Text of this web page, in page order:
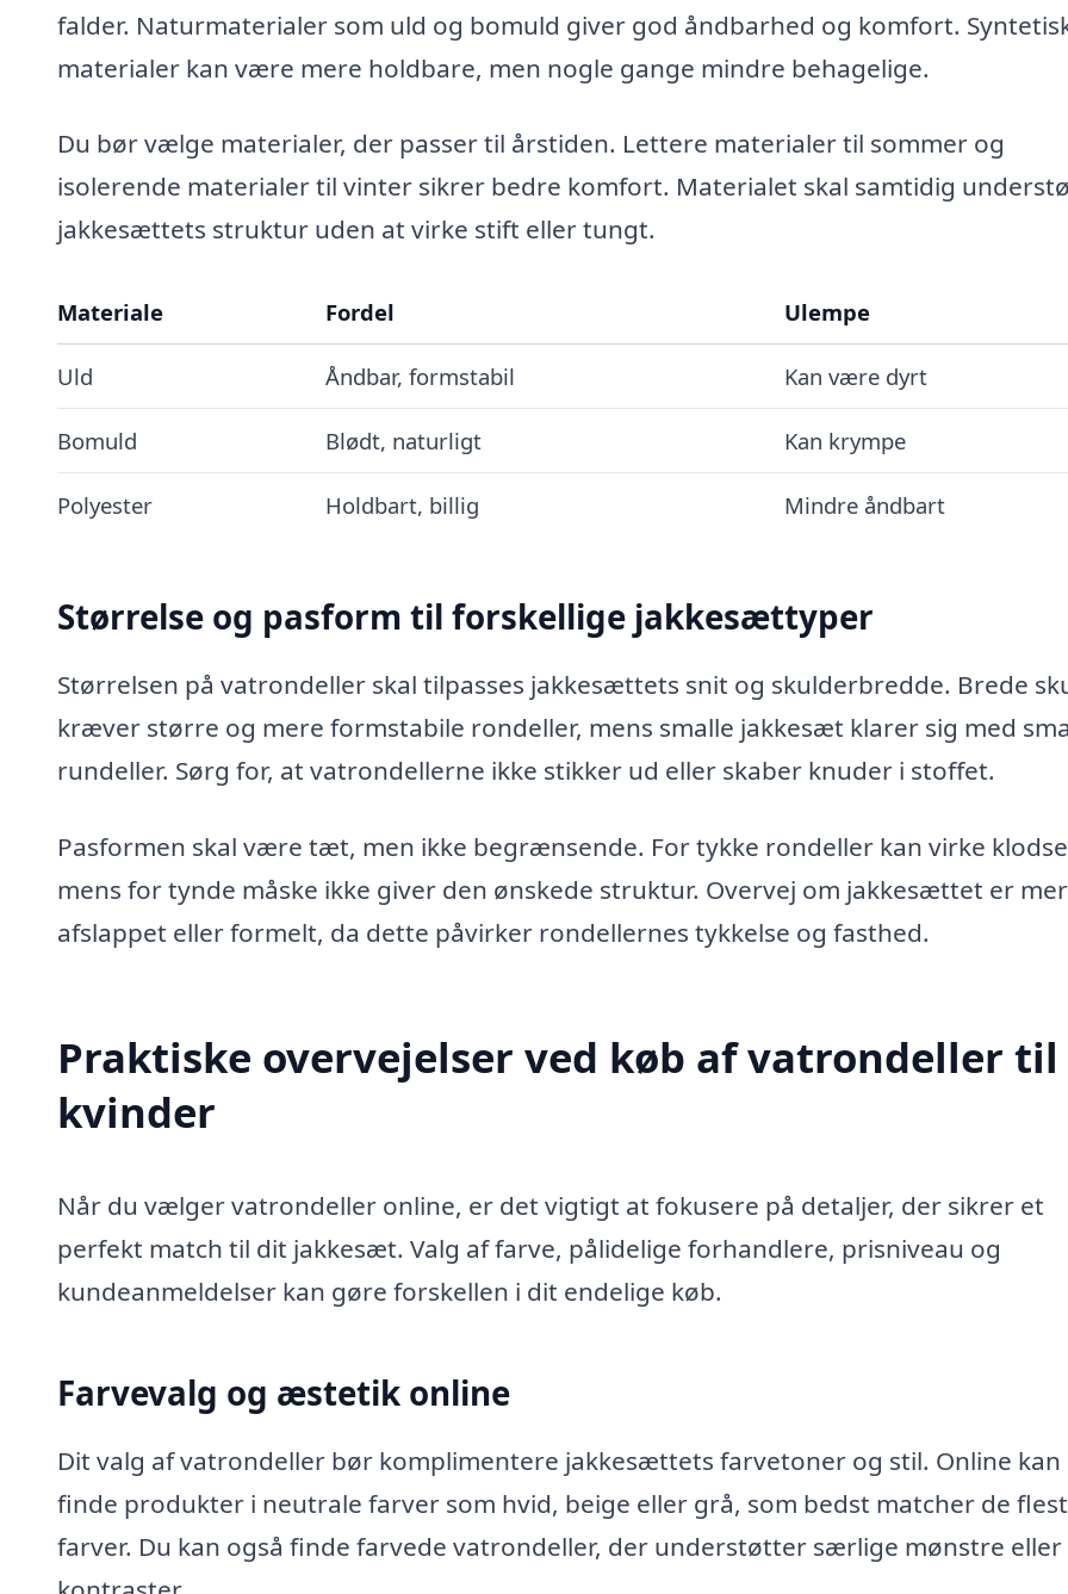
falder. Naturmaterialer som uld og bomuld giver god åndbarhed og komfort.
materialer kan være mere holdbare, men nogle gange mindre behagelige.
Du bør vælge materialer, der passer til årstiden. Lettere materialer til sommer og
isolerende materialer til vinter sikrer bedre komfort. Materialet skal samtidig
jakkesættets struktur uden at virke stift eller tungt.
Materiale Fordel Ulempe
Uld Åndbar, formstabil Kan være dyrt
Bomuld Blødt, naturligt Kan krympe
Polyester Holdbart, billig Mindre åndbart
Størrelse og pasform til forskellige jakkesættyper
Størrelsen på vatrondeller skal tilpasses jakkesættets snit og skulderbredde. Brede
kræver større og mere formstabile rondeller, mens smalle jakkesæt klarer sig med
rundeller. Sørg for, at vatrondellerne ikke stikker ud eller skaber knuder i stoffet.
Pasformen skal være tæt, men ikke begrænsende. For tykke rondeller kan virke
mens for tynde måske ikke giver den ønskede struktur. Overvej om jakkesættet er
afslappet eller formelt, da dette påvirker rondellernes tykkelse og fasthed.
Praktiske overvejelser ved køb af vatrondeller til
kvinder
Når du vælger vatrondeller online, er det vigtigt at fokusere på detaljer, der sikrer et
perfekt match til dit jakkesæt. Valg af farve, pålidelige forhandlere, prisniveau og
kundeanmeldelser kan gøre forskellen i dit endelige køb.
Farvevalg og æstetik online
Dit valg af vatrondeller bør komplimentere jakkesættets farvetoner og stil. Online kan
finde produkter i neutrale farver som hvid, beige eller grå, som bedst matcher de
farver. Du kan også finde farvede vatrondeller, der understøtter særlige mønstre eller